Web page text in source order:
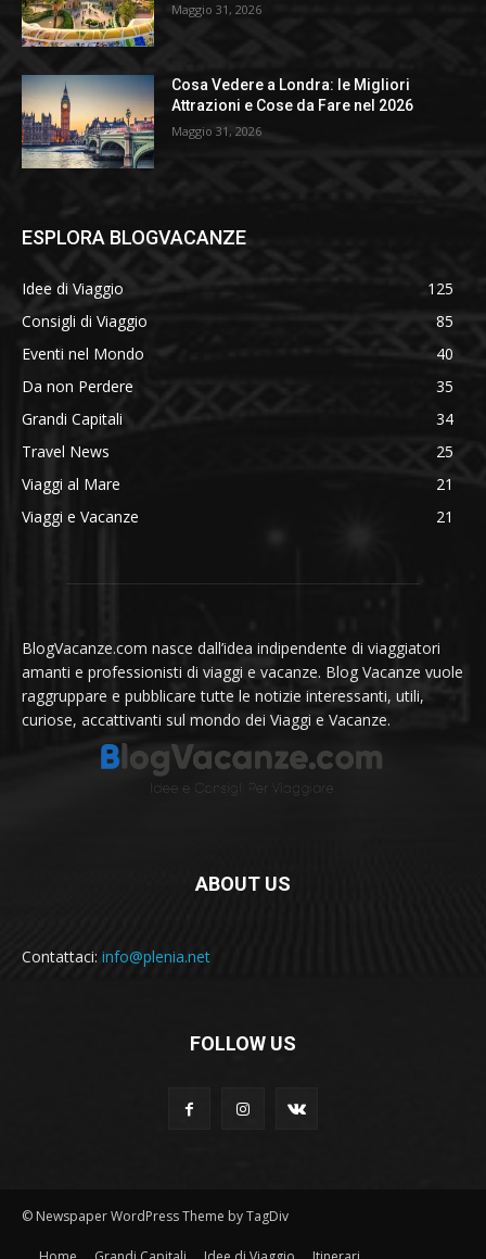
Maggio 31, 2026
Cosa Vedere a Londra: le Migliori
Attrazioni e Cose da Fare nel 2026
Maggio 31, 2026
ESPLORA BLOGVACANZE
Idee di Viaggio
125
Consigli di Viaggio
85
Eventi nel Mondo
40
Da non Perdere
35
Grandi Capitali
34
Travel News
25
Viaggi al Mare
21
Viaggi e Vacanze
21
BlogVacanze.com nasce dall’idea indipendente di viaggiatori
amanti e professionisti di viaggi e vacanze. Blog Vacanze vuole
raggruppare e pubblicare tutte le notizie interessanti, utili,
curiose, accattivanti sul mondo dei Viaggi e Vacanze.
ABOUT US
Contattaci: info@plenia.net
FOLLOW US
© Newspaper WordPress Theme by TagDiv